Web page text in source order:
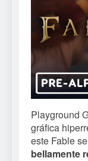
Playground
gráfica
este Fable
bellamente